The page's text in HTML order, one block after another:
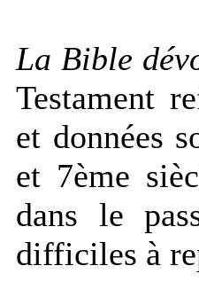
La Bible
Testament
et données
et 7ème
dans le
difficiles à